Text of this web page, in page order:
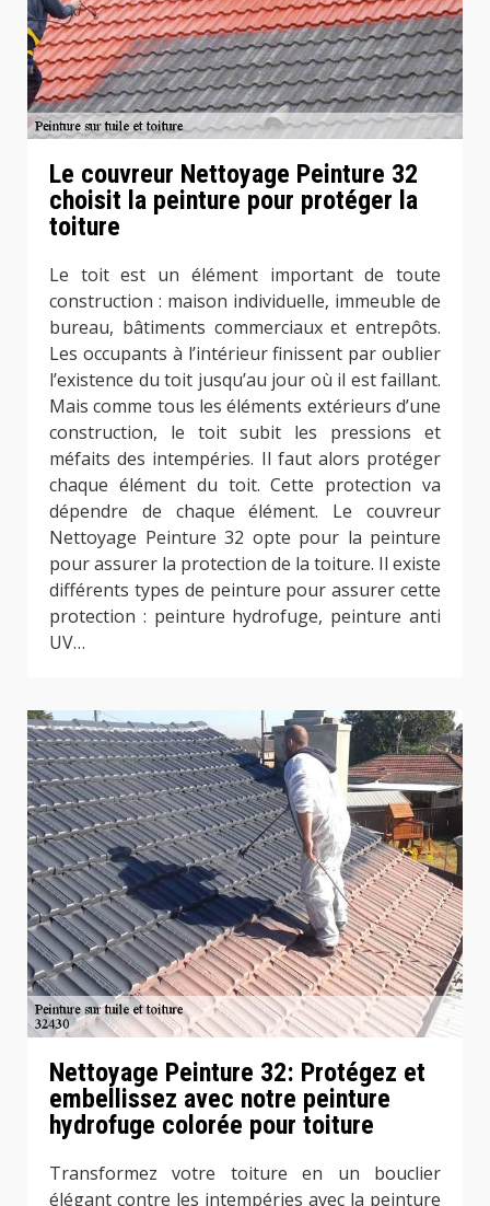
Le couvreur Nettoyage Peinture 32
choisit la peinture pour protéger la
toiture
Le toit est un élément important de toute
construction : maison individuelle, immeuble de
bureau, bâtiments commerciaux et entrepôts.
Les occupants à l’intérieur finissent par oublier
l’existence du toit jusqu’au jour où il est faillant.
Mais comme tous les éléments extérieurs d’une
construction, le toit subit les pressions et
méfaits des intempéries. Il faut alors protéger
chaque élément du toit. Cette protection va
dépendre de chaque élément. Le couvreur
Nettoyage Peinture 32 opte pour la peinture
pour assurer la protection de la toiture. Il existe
différents types de peinture pour assurer cette
protection : peinture hydrofuge, peinture anti
UV…
Nettoyage Peinture 32: Protégez et
embellissez avec notre peinture
hydrofuge colorée pour toiture
Transformez votre toiture en un bouclier
élégant contre les intempéries avec la peinture